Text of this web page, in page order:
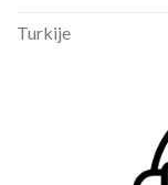
Turkije